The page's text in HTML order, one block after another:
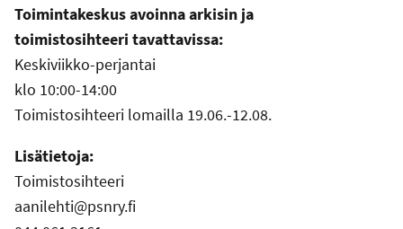
Toimintakeskus avoinna arkisin ja
toimistosihteeri tavattavissa:
Keskiviikko-perjantai
klo 10:00-14:00
Toimistosihteeri lomailla 19.06.-12.08.
Lisätietoja:
Toimistosihteeri
aanilehti@psnry.fi